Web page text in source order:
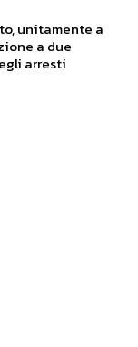
unitamente a
a due
arresti